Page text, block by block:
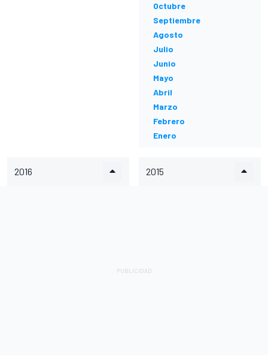
Octubre
Septiembre
Agosto
Julio
Junio
Mayo
Abril
Marzo
Febrero
Enero
2016 2015